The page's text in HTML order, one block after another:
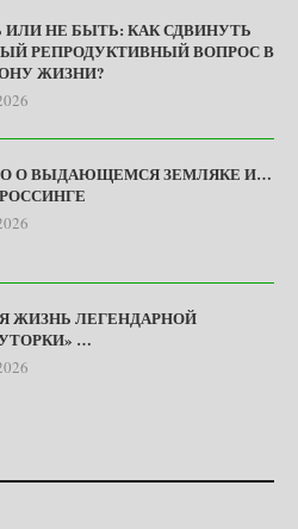
НЕ БЫТЬ: КАК СДВИНУТЬ
РЕПРОДУКТИВНЫЙ ВОПРОС В
ЖИЗНИ?
О ВЫДАЮЩЕМСЯ ЗЕМЛЯКЕ И…
ЖИЗНЬ ЛЕГЕНДАРНОЙ
…